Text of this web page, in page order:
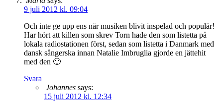
9 juli 2012 kl. 09:04
Och inte ge upp ens när musiken blivit inspelad och populär!
Har hört att killen som skrev Torn hade den som listetta på
lokala radiostationen först, sedan som listetta i Danmark med
dansk sångerska innan Natalie Imbruglia gjorde en jättehit
med den 🙂
Svara
Johannes says:
15 juli 2012 kl. 12:34